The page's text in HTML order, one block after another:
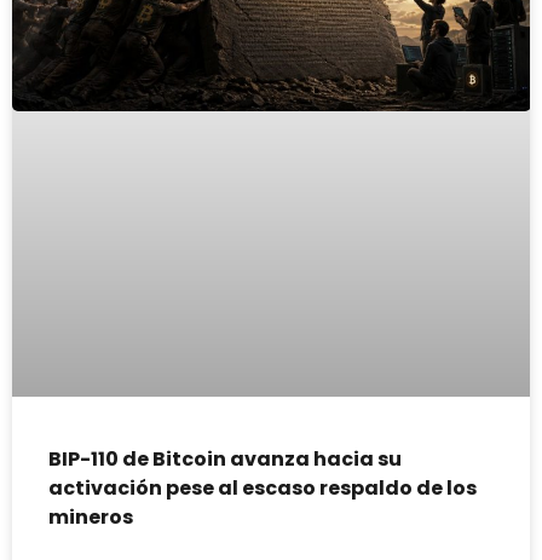
BIP-110 de Bitcoin avanza hacia su
activación pese al escaso respaldo de los
mineros